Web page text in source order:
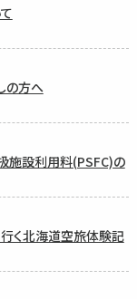
の方へ
施設利用料(PSFC)の
く北海道空旅体験記